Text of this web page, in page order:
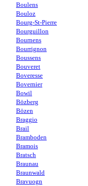
Boulens
Bouloz
Bourg-St-Pierre
Bourguillon
Bournens
Bourrignon
Boussens
Bouveret
Boveresse
Bovernier
Bowil
Bözberg
Bözen
Braggio
Brail
Bramboden
Bramois
Bratsch
Braunau
Braunwald
Bravuogn